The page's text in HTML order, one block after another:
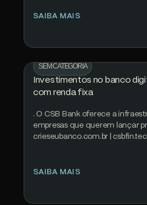
SAIBA MAIS
SEM CATEGORIA
Investimentos no banco
com renda fixa
. O CSB Bank oferece a
empresas que querem lançar
crieseubanco.com.br |
SAIBA MAIS